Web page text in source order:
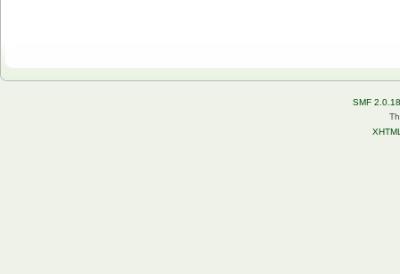
SMF 2.0.18